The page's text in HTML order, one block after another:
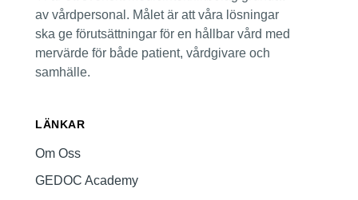
av vårdpersonal. Målet är att våra lösningar
ska ge förutsättningar för en hållbar vård med
mervärde för både patient, vårdgivare och
samhälle.
LÄNKAR
Om Oss
GEDOC Academy